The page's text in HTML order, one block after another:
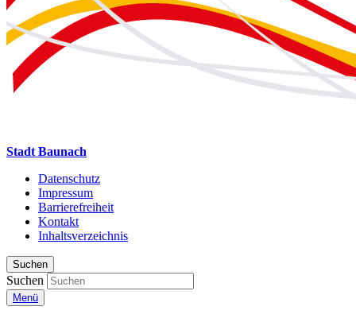
Stadt Baunach
Datenschutz
Impressum
Barrierefreiheit
Kontakt
Inhaltsverzeichnis
Suchen
Suchen
Menü